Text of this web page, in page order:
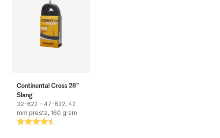
Continental Cross 28"
Slang
32-622 - 47-622, 42
mm presta, 160 gram
Betyg:
4.6 utav 5 stjärnor